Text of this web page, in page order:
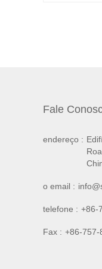
Fale
endereço :
o email :
telefone : +86-
Fax : +86-757-